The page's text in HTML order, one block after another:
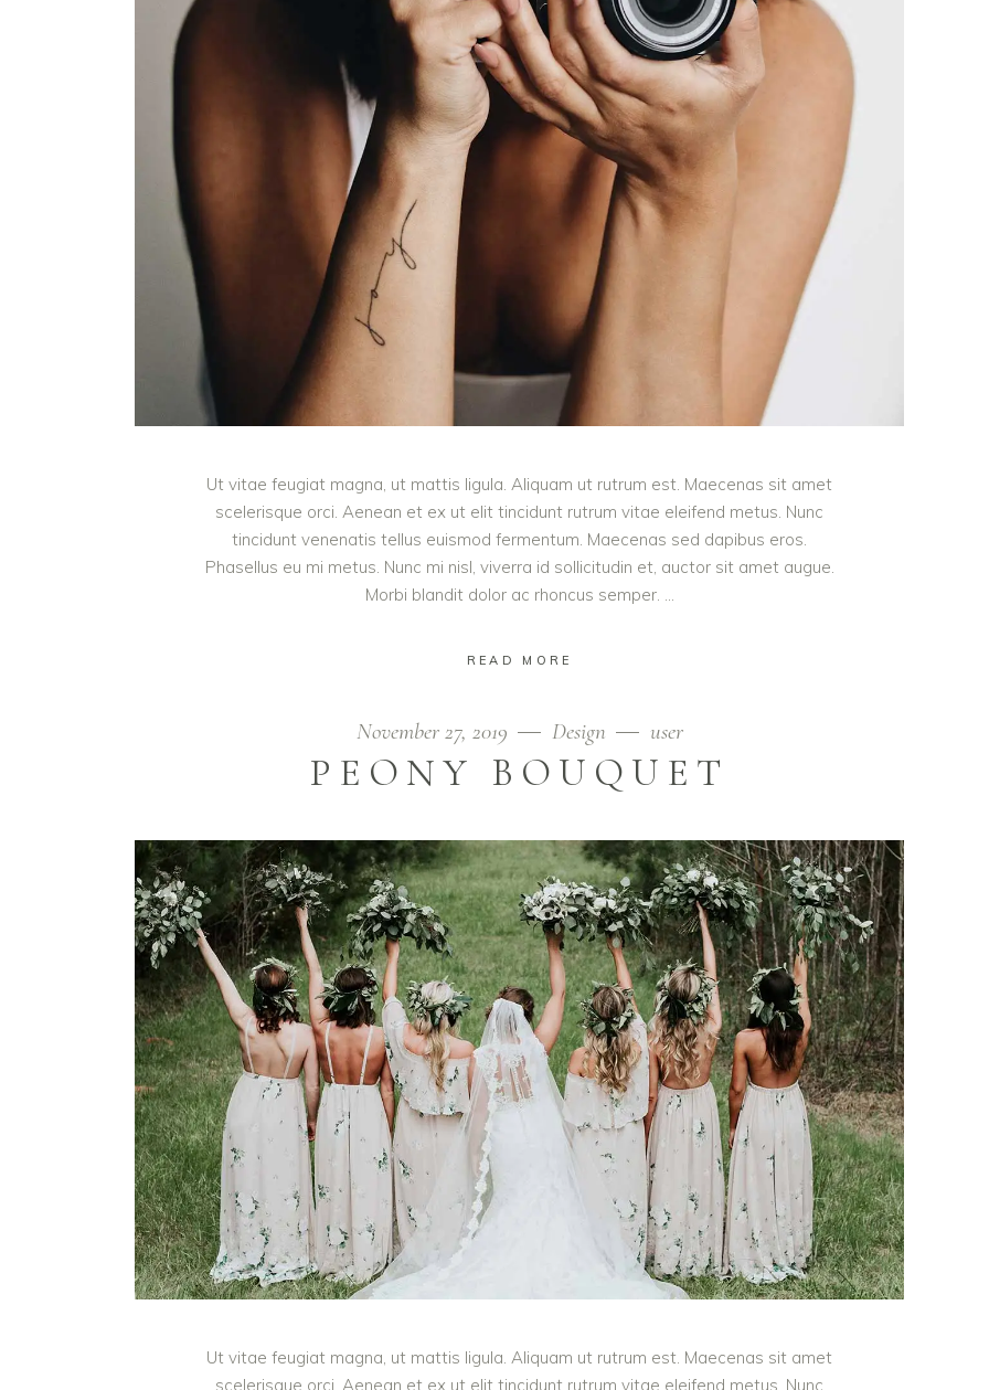
Ut vitae feugiat magna, ut mattis ligula. Aliquam ut rutrum est. Maecenas sit amet
scelerisque orci. Aenean et ex ut elit tincidunt rutrum vitae eleifend metus. Nunc
tincidunt venenatis tellus euismod fermentum. Maecenas sed dapibus eros.
Phasellus eu mi metus. Nunc mi nisl, viverra id sollicitudin et, auctor sit amet augue.
Morbi blandit dolor ac rhoncus semper.
READ MORE
November 27, 2019 Design user
PEONY BOUQUET
Ut vitae feugiat magna, ut mattis ligula. Aliquam ut rutrum est. Maecenas sit amet
scelerisque orci. Aenean et ex ut elit tincidunt rutrum vitae eleifend metus. Nunc